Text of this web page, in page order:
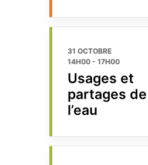
31 OCTOBRE
14H00 - 17H00
Usages et
partages de
l’eau